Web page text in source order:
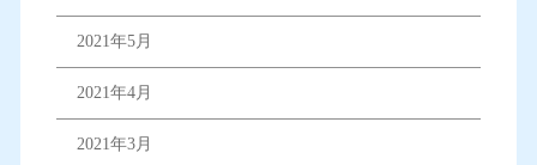
2021年5月
2021年4月
2021年3月